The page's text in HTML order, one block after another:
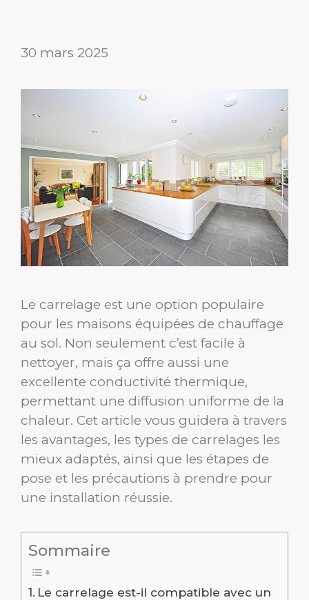
30 mars 2025
Le carrelage est une option populaire
pour les maisons équipées de chauffage
au sol. Non seulement c’est facile à
nettoyer, mais ça offre aussi une
excellente conductivité thermique,
permettant une diffusion uniforme de la
chaleur. Cet article vous guidera à travers
les avantages, les types de carrelages les
mieux adaptés, ainsi que les étapes de
pose et les précautions à prendre pour
une installation réussie.
Sommaire
Le carrelage est-il compatible avec un